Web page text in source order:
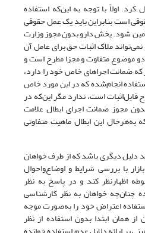
کرد. اولاً با توجه به این‌که استفاده
است بنابراین باید یک عمل حقوقی
شود. پخش دارو بدون مجوز وزارت
ملاک اثبات حق برای عامل آن
موضوع متفاوت و مجزا مطرح است و
ضمانت اجراهای خاص خود را دارد،
انجام‌شده که در این مورد خاص
قابل‌اثبات است، ندارد مگر این‌که در
مجوز ضمانت اجرای ابطال علامت
این ابطال ماهیت متفاوتی
دلیل دیگری باشد که از طرف خواهان
با بررسی شرایط و اوضاع‌واحوال
اظهارنظر کند و در پاسخ به نظر
چنان‌چه خواهان به نظر کارشناسی
اعتراض خود را به‌صورت موجه
همان ابتدا بدون استفاده از نظر